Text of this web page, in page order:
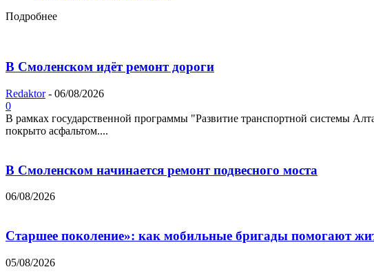
Подробнее
В Смоленском идёт ремонт дороги
Redaktor - 06/08/2026
0
В рамках государственной программы "Развитие транспортной системы
покрыто асфальтом....
В Смоленском начинается ремонт подвесного моста
06/08/2026
Старшее поколение»: как мобильные бригады помогают
05/08/2026